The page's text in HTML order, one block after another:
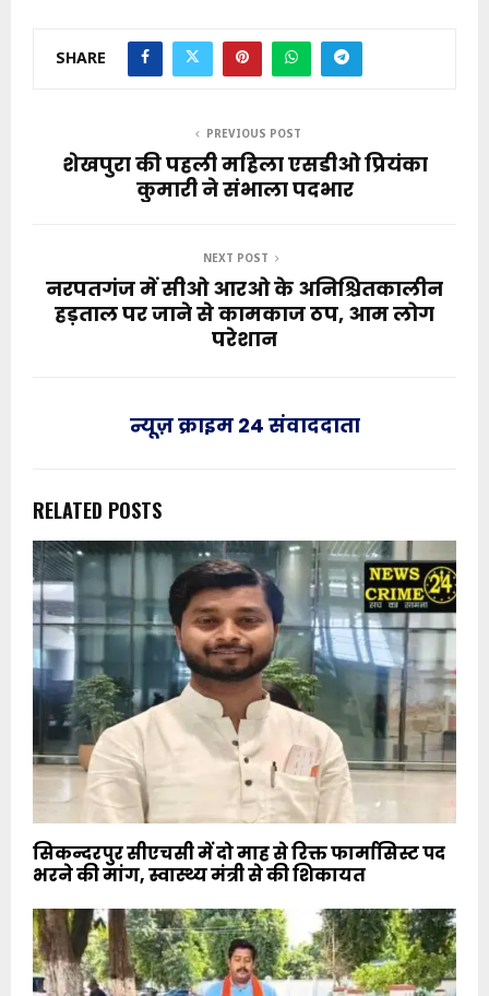
SHARE
PREVIOUS POST
शेखपुरा की पहली महिला एसडीओ प्रियंका
कुमारी ने संभाला पदभार
NEXT POST
नरपतगंज में सीओ आरओ के अनिश्चितकालीन
हड़ताल पर जाने से कामकाज ठप, आम लोग
परेशान
न्यूज़ क्राइम 24 संवाददाता
RELATED POSTS
सिकन्दरपुर सीएचसी में दो माह से रिक्त फार्मासिस्ट पद
भरने की मांग, स्वास्थ्य मंत्री से की शिकायत